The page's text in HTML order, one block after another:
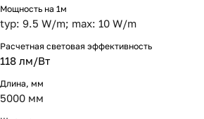
Мощность на 1м
typ: 9.5 W/m; max: 10 W/m
Расчетная световая эффективность
118 лм/Вт
Длина, мм
5000 мм